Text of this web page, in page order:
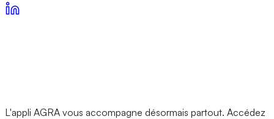
L'appli AGRA vous accompagne désormais partout. Accédez